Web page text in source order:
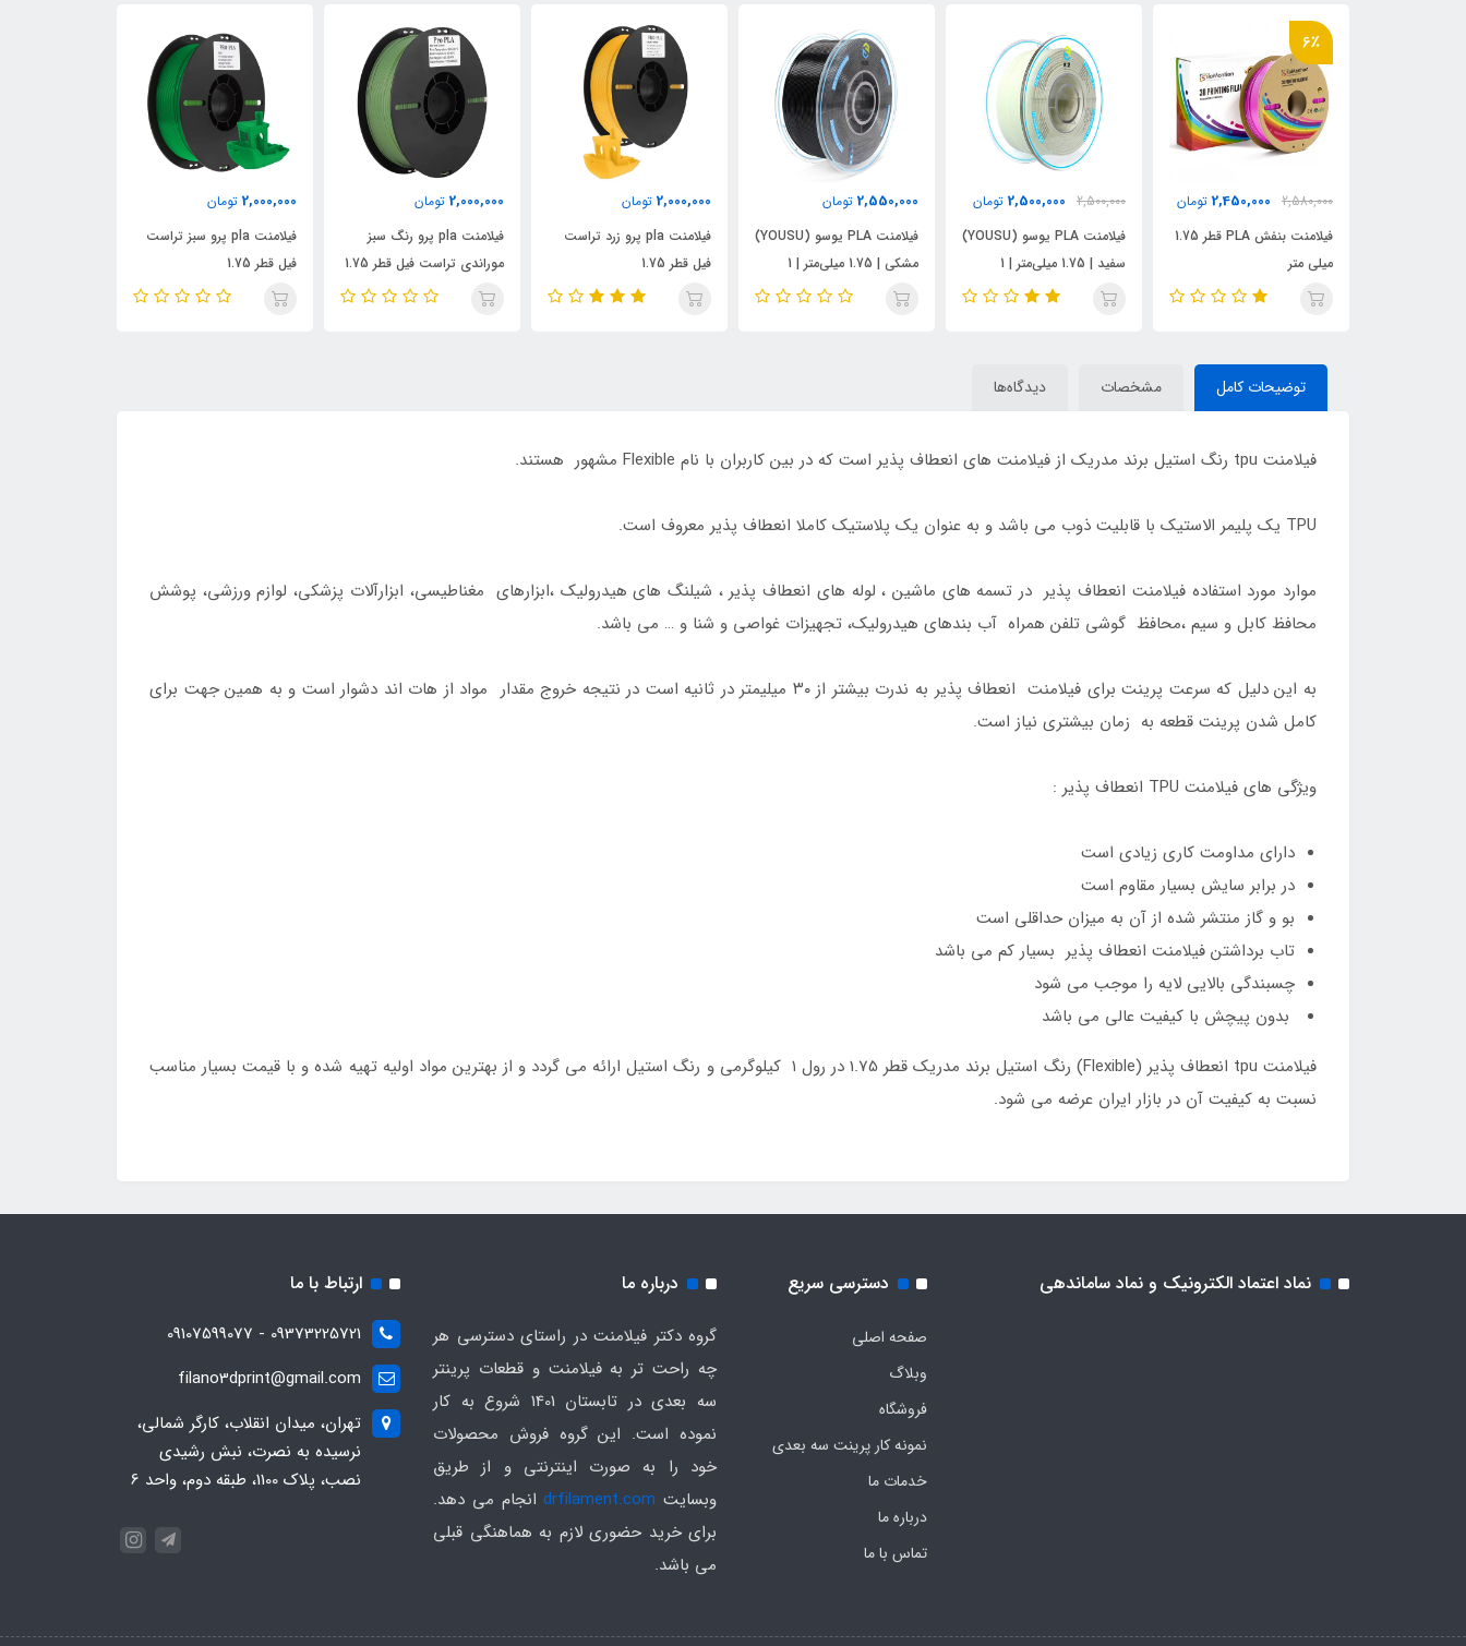
2,500,000
2,500,000
کیلوگرم
2,550,000 تومان
کیلوگرم
2,000,000 تومان
فیلامنت pla پرو زرد تراست
فیل قطر 1.75
2,000,000
فیلامنت pla پرو رنگ سبز
موراندی تراست فیل قطر 1.75
2,000,000
فیلامنت pla پرو سبز تراست
فیل قطر 1.75
2,000,000
فیلامنت pla پرو رنگ پوست
تراست فیل قطر 1.75
توضیحات کامل مشخصات دیدگاه‌ها
فیلامنت tpu رنگ استیل برند مدریک از فیلامنت های انعطاف پذیر است که در بین کاربران با نام Flexible مشهور هستند.
TPU یک پلیمر الاستیک با قابلیت ذوب می باشد و به عنوان یک پلاستیک کاملا انعطاف پذیر معروف است.
موارد مورد استفاده فیلامنت انعطاف پذیر در تسمه های ماشین ، لوله های انعطاف پذیر ، شیلنگ های هیدرولیک ،ابزارهای مغناطیسی، ابزارآلات پزشکی، لوازم ورزشی، پوشش
محافظ کابل و سیم ،محافظ گوشی تلفن همراه آب بندهای هیدرولیک، تجهیزات غواصی و شنا و … می باشد.
به این دلیل که سرعت پرینت برای فیلامنت انعطاف پذیر به ندرت بیشتر از ۳۰ میلیمتر در ثانیه است در نتیجه خروج مقدار مواد از هات اند دشوار است و به همین جهت برای
کامل شدن پرینت قطعه به زمان بیشتری نیاز است.
ویژگی های فيلامنت TPU انعطاف پذیر :
دارای مداومت کاری زیادی است
در برابر سایش بسیار مقاوم است
بو و گاز منتشر شده از آن به میزان حداقلی است
تاب برداشتن فیلامنت انعطاف پذیر بسیار کم می باشد
چسبندگی بالایی لایه را موجب می شود
بدون پیچش با کیفیت عالی می باشد
فیلامنت tpu انعطاف پذیر (Flexible) رنگ استیل برند مدریک قطر 1.75 در رول ۱ کیلوگرمی و رنگ استیل ارائه می گردد و از بهترین مواد اولیه تهیه شده و با قیمت بسیار مناسب
نسبت به کیفیت آن در بازار ایران عرضه می شود.
نماد اعتماد الکترونیک و نماد ساماندهی دسترسی سریع
صفحه اصلی
وبلاگ
فروشگاه
نمونه کار پرینت سه بعدی
خدمات ما
درباره ما
تماس با ما
درباره ما
گروه دکتر فیلامنت در راستای دسترسی هر
چه راحت تر به فیلامنت و قطعات پرینتر
سه بعدی در تابستان 1401 شروع به کار
نموده است. این گروه فروش محصولات
خود را به صورت اینترنتی و از طریق
وبسایت drfilament.comانجام می دهد.
برای خرید حضوری لازم به هماهنگی قبلی
می باشد.
ارتباط با ما
09373225721 - 09107599077
filano3dprint@gmail.com
تهران، میدان انقلاب، کارگر شمالی،
نرسیده به نصرت، نبش رشیدی
نصب، پلاک 1100، طبقه دوم، واحد 6